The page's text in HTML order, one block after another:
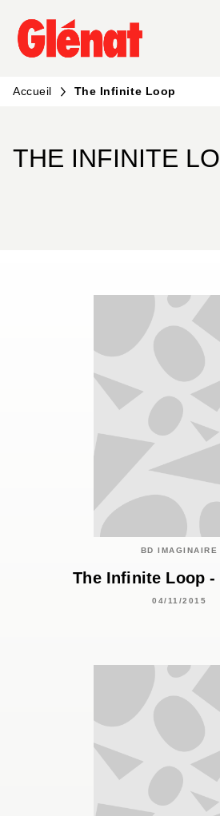
MENU RECHERCHE
PIED DE PAGE
Accueil The Infinite Loop
THE INFINITE
BD IMAGINAIRE
The Infinite Loop -
04/11/2015